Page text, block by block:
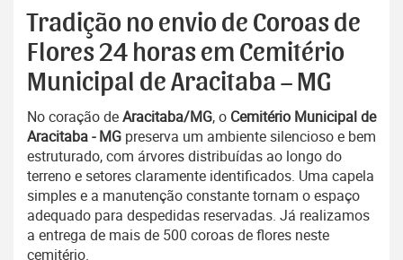
Tradição no envio de Coroas de
Flores 24 horas em Cemitério
Municipal de Aracitaba – MG
No coração deAracitaba/MG, o Cemitério Municipal de
Aracitaba - MG preserva um ambiente silencioso e bem
estruturado, com árvores distribuídas ao longo do
terreno e setores claramente identificados. Uma capela
simples e a manutenção constante tornam o espaço
adequado para despedidas reservadas. Já realizamos
a entrega de mais de 500 coroas de flores neste
cemitério.